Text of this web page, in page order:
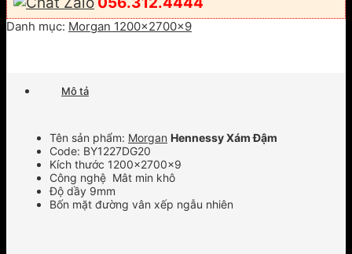
Danh mục: Morgan 1200x2700x9
Mô tả
Tên sản phẩm: Morgan Hennessy Xám Đậm
Code: BY1227DG20
Kích thước 1200x2700x9
Công nghệ Mât min khô
Độ dầy 9mm
Bốn mặt đường vân xếp ngẫu nhiên